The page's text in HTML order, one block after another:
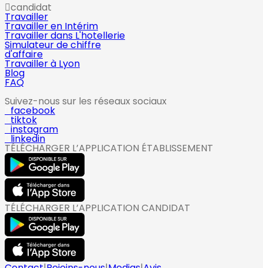
candidat
Travailler
Travailler en Intérim
Travailler dans L'hotellerie
Simulateur de chiffre
d'affaire
Travailler à Lyon
Blog
FAQ
Suivez-nous sur les réseaux sociaux
facebook
tiktok
instagram
linkedin
TÉLÉCHARGER L’APPLICATION ÉTABLISSEMENT
TÉLÉCHARGER L’APPLICATION CANDIDAT